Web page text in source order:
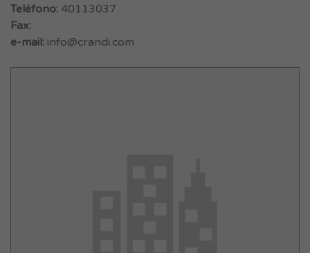
Teléfono: 40113037
Fax:
e-mail: info@crandi.com